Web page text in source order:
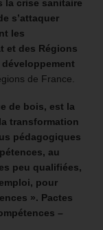
la crise sanitaire
s’attaquer
les
et des Régions
de France.
de bois, est la
transformation
pédagogiques
au
peu qualifiées,
pour
». Pactes
–